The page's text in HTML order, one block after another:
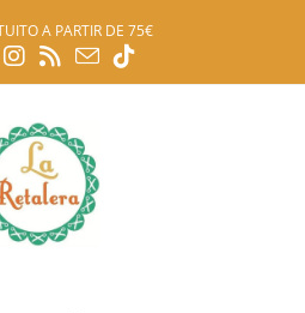
A PARTIR DE 75€